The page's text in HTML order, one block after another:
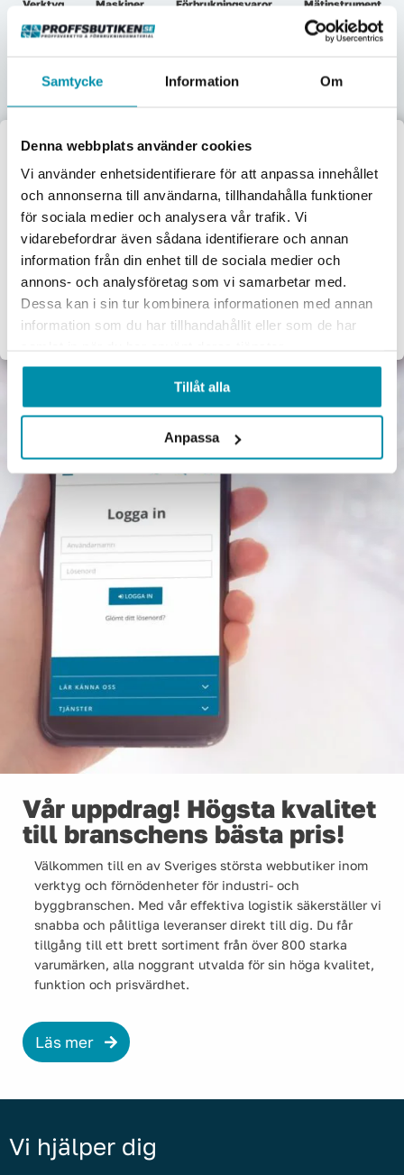
Samtycke Information Om
Denna webbplats använder cookies
Vi använder enhetsidentifierare för att anpassa innehållet
och annonserna till användarna, tillhandahålla funktioner
för sociala medier och analysera vår trafik. Vi
vidarebefordrar även sådana identifierare och annan
information från din enhet till de sociala medier och
annons- och analysföretag som vi samarbetar med.
Dessa kan i sin tur kombinera informationen med annan
information som du har tillhandahållit eller som de har
Tillåt alla
Anpassa
Verktyg Maskiner Förbrukningsvaror Mätinstrument
Lås & beslag
Vår uppdrag! Högsta kvalitet
till branschens bästa pris!
Välkommen till en av Sveriges största webbutiker inom
verktyg och förnödenheter för industri- och
byggbranschen. Med vår effektiva logistik säkerställer vi
snabba och pålitliga leveranser direkt till dig. Du får
tillgång till ett brett sortiment från över 800 starka
varumärken, alla noggrant utvalda för sin höga kvalitet,
funktion och prisvärdhet.
Läs mer
Vi hjälper dig
Välkommen till
Proffsbutiken
Jag handlar som:
Företag
Exkl. moms
Privat
Inkl. moms